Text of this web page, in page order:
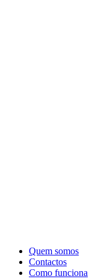
Quem somos
Contactos
Como funciona